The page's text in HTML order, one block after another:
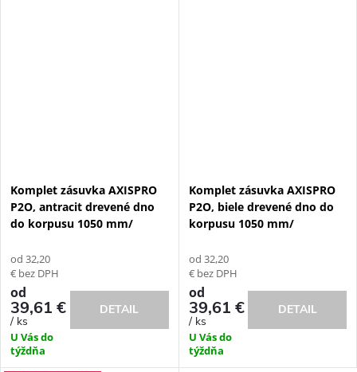
Komplet zásuvka AXISPRO
P2O, antracit drevené dno
do korpusu 1050 mm/
od 32,20
€ bez DPH
od
39,61 €
/ ks
U Vás do
týždňa
DETAIL
Komplet zásuvka AXISPRO
P2O, biele drevené dno do
korpusu 1050 mm/
od 32,20
€ bez DPH
od
39,61 €
/ ks
U Vás do
týždňa
DETAIL